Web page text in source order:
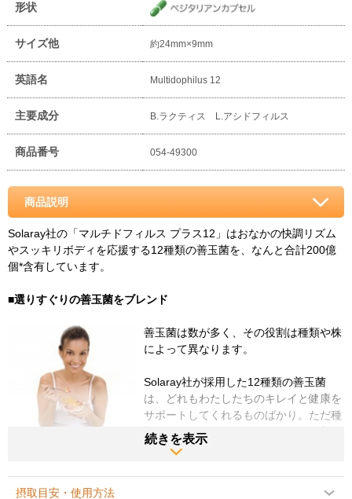
形状
サイズ他 約24mm×9mm
英語名 Multidophilus 12
主要成分 B.ラクティス L.アシドフィルス
商品番号 054-49300
商品説明
Solaray社の「マルチドフィルス プラス12」はおなかの快調リズム
やスッキリボディを応援する12種類の善玉菌を、なんと合計200億
個*含有しています。
■選りすぐりの善玉菌をブレンド
善玉菌は数が多く、その役割は種類や株
によって異なります。
Solaray社が採用した12種類の善玉菌
は、どれもわたしたちのキレイと健康を
サポートしてくれるものばかり。ただ種
類が多いのではなく、それぞれの役割と
バランスも考えられたブレンドなので
続きを表示
摂取目安・使用方法